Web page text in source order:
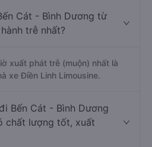
Cát - Bình Dương từ
trễ nhất?
xuất phát trễ (muộn) nhất là
xe Điền Linh Limousine.
Bến Cát - Bình Dương
chất lượng tốt, xuất